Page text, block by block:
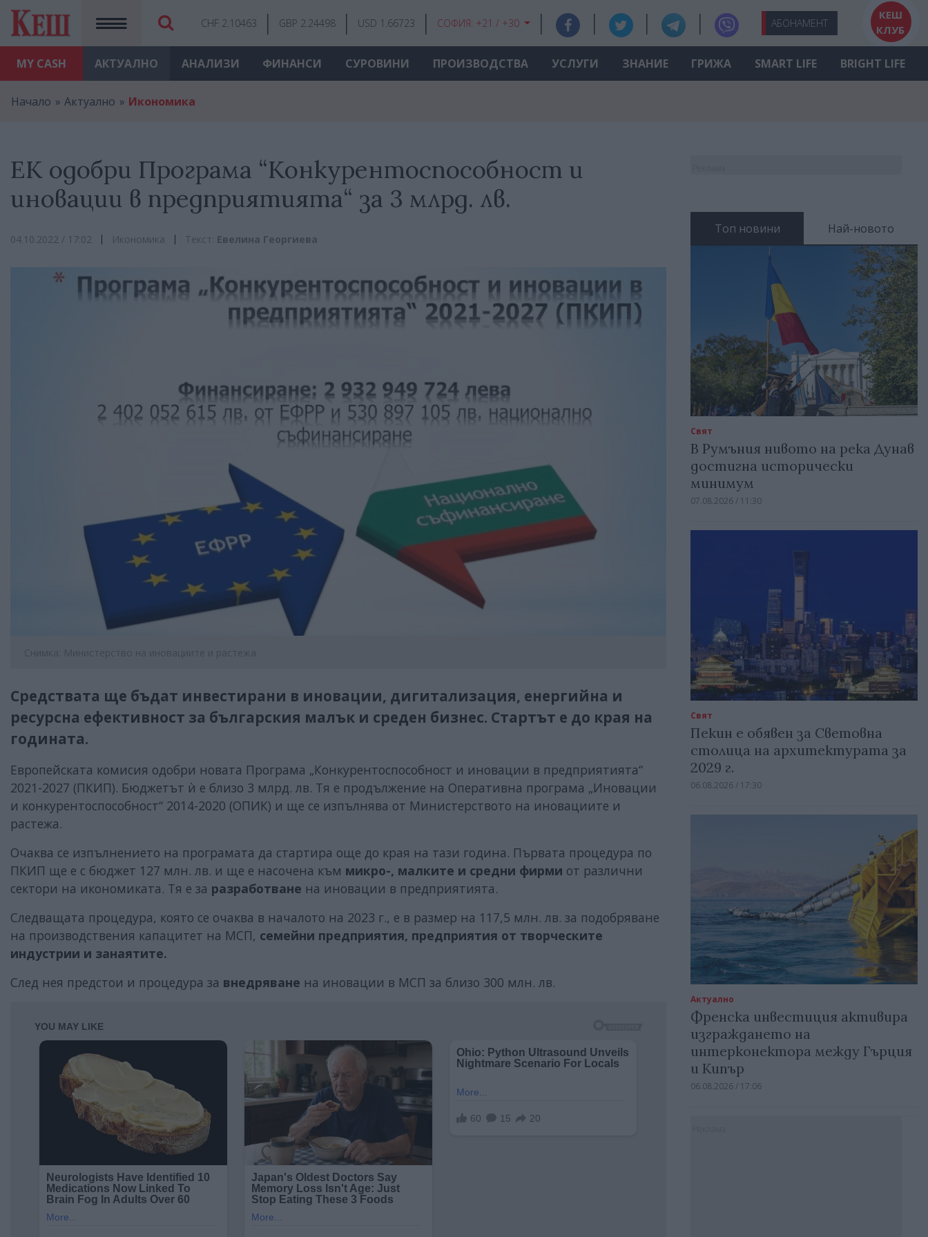
MY CASH
CHF 2.10463 GBP 2.24498 USD 1.66723 СОФИЯ: +21 / +30 АБОНАМЕНТ
КЕШ
КЛУБ
АКТУАЛНО АНАЛИЗИ ФИНАНСИ СУРОВИНИ ПРОИЗВОДСТВА УСЛУГИ ЗНАНИЕ ГРИЖА SMART LIFE BRIGHT LIFE
Начало Актуално Икономика
ЕК одобри Програма “Конкурентоспособност и
иновации в предприятията“ за 3 млрд. лв.
04.10.2022 / 17:02 Икономика Текст: Евелина Георгиева
Снимка: Министерство на иновациите и растежа
Средствата ще бъдат инвестирани в иновации, дигитализация, енергийна и
ресурсна ефективност за българския малък и среден бизнес. Стартът е до края на
годината.
Европейската комисия одобри новата Програма „Конкурентоспособност и иновации в предприятията“
2021-2027 (ПКИП). Бюджетът ѝ е близо 3 млрд. лв. Тя е продължение на Оперативна програма „Иновации
и конкурентоспособност“ 2014-2020 (ОПИК) и ще се изпълнява от Министерството на иновациите и
растежа.
Очаква се изпълнението на програмата да стартира още до края на тази година. Първата процедура по
ПКИП ще е с бюджет 127 млн. лв. и ще е насочена към микро-, малките и средни фирми от различни
сектори на икономиката. Тя е за разработване на иновации в предприятията.
Следващата процедура, която се очаква в началото на 2023 г., е в размер на 117,5 млн. лв. за подобряване
на производствения капацитет на МСП, семейни предприятия, предприятия от творческите
индустрии и занаятите.
След нея предстои и процедура за внедряване на иновации в МСП за близо 300 млн. лв.
Топ новини Най-новото
Свят
В Румъния нивото на река Дунав
достигна исторически
минимум
07.08.2026 / 11:30
Свят
Пекин е обявен за Световна
столица на архитектурата за
2029 г.
06.08.2026 / 17:30
Актуално
Френска инвестиция активира
изграждането на
интерконектора между Гърция
и Кипър
06.08.2026 / 17:06